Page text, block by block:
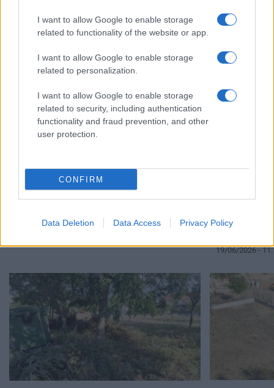
I want to allow Google to enable storage
related to functionality of the website or app.
I want to allow Google to enable storage
related to personalization.
I want to allow Google to enable storage
related to security, including authentication
functionality and fraud prevention, and other
user protection.
CONFIRM
Data Deletion Data Access Privacy Policy
Καθαρισμός οικοπέδων: Τι μπορούν να
κάνουν οι ιδιοκτήτες που δεν πρόλαβαν τη
δήλωση
25/06/2026 - 09:38
Ξεκινούν οι
23/06/2026 -
Τα πρόστιμα και οι κυρώσεις
προθεσμία –
19/06/2026 -